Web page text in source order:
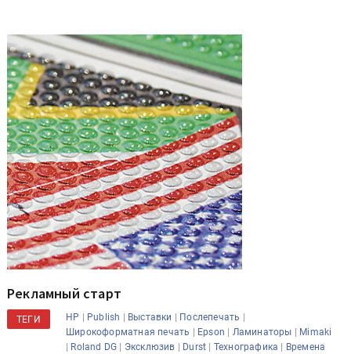
Рекламный старт
ТЕГИ HP | Publish | Выставки | Послепечать |
Широкоформатная печать | Epson | Ламинаторы | Mimaki
| Roland DG | Эксклюзив | Durst | Технографика | Времена